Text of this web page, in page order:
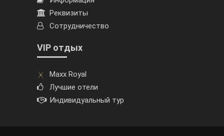
Реквизиты
Сотрудничество
VIP отдых
Maxx Royal
Лучшие отели
Индивидуальный тур